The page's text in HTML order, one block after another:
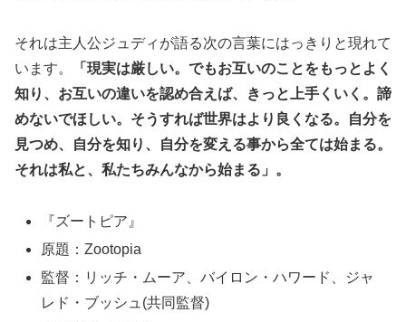
それは主人公ジュディが語る次の言葉にはっきりと現れて
います。
「現実は厳しい。でもお互いのことをもっとよく
知り、お互いの違いを認め合えば、きっと上手くいく。諦
めないでほしい。そうすれば世界はより良くなる。自分を
見つめ、自分を知り、自分を変える事から全ては始まる。
それは私と、私たちみんなから始まる」。
『ズートピア』
原題：Zootopia
監督：リッチ・ムーア、バイロン・ハワード、ジャ
レド・ブッシュ(共同監督)